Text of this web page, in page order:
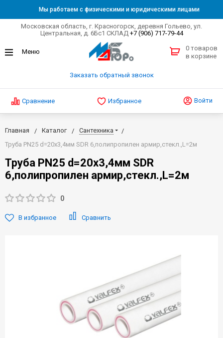
Мы работаем с физическими и юридическими лицами
Московская область, г. Красногорск, деревня Гольево, ул.
Центральная, д. 6Бс1 СКЛАД +7 (906) 717-79-44
Заказать обратный звонок
0 товаров
в корзине
Сравнение Избранное Войти
Главная Каталог
Сантехника
Труба РN25 d=20х3,4мм SDR 6,полипропилен армир,стекл.,L=2м
Труба РN25 d=20х3,4мм SDR
6,полипропилен армир,стекл.,L=2м
0
В избранное Сравнить